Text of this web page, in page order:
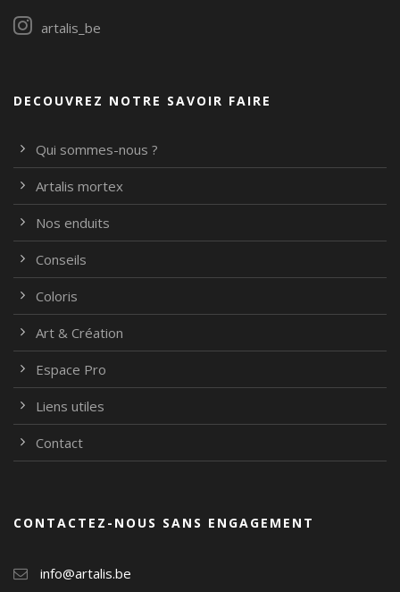
artalis_be
DECOUVREZ NOTRE SAVOIR FAIRE
Qui sommes-nous ?
Artalis mortex
Nos enduits
Conseils
Coloris
Art & Création
Espace Pro
Liens utiles
Contact
CONTACTEZ-NOUS SANS ENGAGEMENT
info@artalis.be